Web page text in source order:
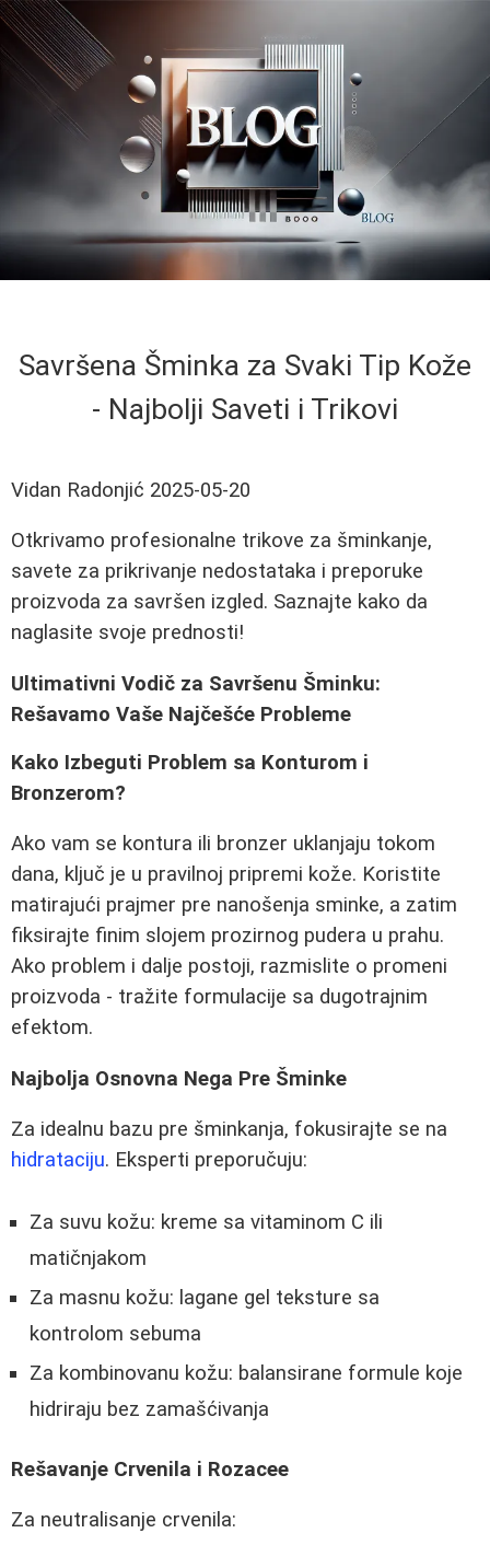
Savršena Šminka za Svaki Tip Kože
- Najbolji Saveti i Trikovi
Vidan Radonjić 2025-05-20
Otkrivamo profesionalne trikove za šminkanje,
savete za prikrivanje nedostataka i preporuke
proizvoda za savršen izgled. Saznajte kako da
naglasite svoje prednosti!
Ultimativni Vodič za Savršenu Šminku:
Rešavamo Vaše Najčešće Probleme
Kako Izbeguti Problem sa Konturom i
Bronzerom?
Ako vam se kontura ili bronzer uklanjaju tokom
dana, ključ je u pravilnoj pripremi kože. Koristite
matirajući prajmer pre nanošenja sminke, a zatim
fiksirajte finim slojem prozirnog pudera u prahu.
Ako problem i dalje postoji, razmislite o promeni
proizvoda - tražite formulacije sa dugotrajnim
efektom.
Najbolja Osnovna Nega Pre Šminke
Za idealnu bazu pre šminkanja, fokusirajte se na
hidrataciju. Eksperti preporučuju:
Za suvu kožu: kreme sa vitaminom C ili
matičnjakom
Za masnu kožu: lagane gel teksture sa
kontrolom sebuma
Za kombinovanu kožu: balansirane formule koje
hidriraju bez zamašćivanja
Rešavanje Crvenila i Rozacee
Za neutralisanje crvenila: